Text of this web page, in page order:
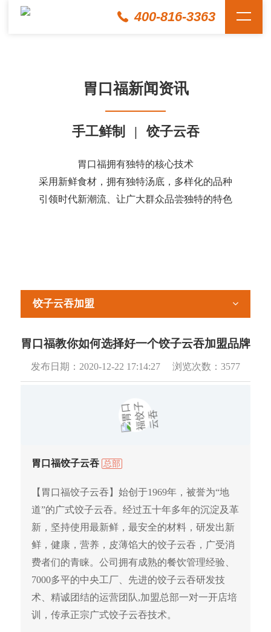
400-816-3363
胃口福新闻资讯
手工鲜制 | 饺子云吞
胃口福拥有独特的核心技术
采用新鲜食材，拥有独特汤底，多样化的品种
引领时代新潮流、让广大群众品尝独特的特色
饺子云吞加盟
胃口福教你如何选择好一个饺子云吞加盟品牌
发布日期： 2020-12-22 17:14:27 浏览次数： 3577
胃口福饺子云吞 总部
【胃口福饺子云吞】始创于1969年，被誉为“地
道”的广式饺子云吞。经过五十年多年的沉淀及革
新，坚持使用最新鲜，最安全的材料，研发出新
鲜，健康，营养，皮薄馅大的饺子云吞，广受消
费者们的青睐。公司拥有成熟的餐饮管理经验、
7000多平的中央工厂、先进的饺子云吞研发技
术、精诚团结的运营团队,加盟总部一对一开店培
训，传承正宗广式饺子云吞技术。